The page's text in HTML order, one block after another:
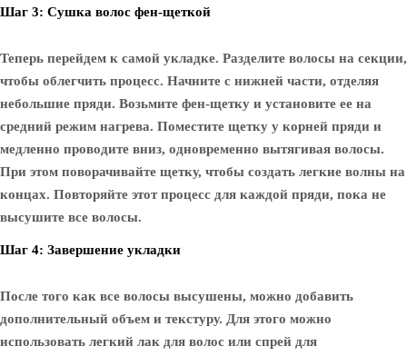
Шаг 3: Сушка волос фен-щеткой
Теперь перейдем к самой укладке. Разделите волосы на секции,
чтобы облегчить процесс. Начните с нижней части, отделяя
небольшие пряди. Возьмите фен-щетку и установите ее на
средний режим нагрева. Поместите щетку у корней пряди и
медленно проводите вниз, одновременно вытягивая волосы.
При этом поворачивайте щетку, чтобы создать легкие волны на
концах. Повторяйте этот процесс для каждой пряди, пока не
высушите все волосы.
Шаг 4: Завершение укладки
После того как все волосы высушены, можно добавить
дополнительный объем и текстуру. Для этого можно
использовать легкий лак для волос или спрей для